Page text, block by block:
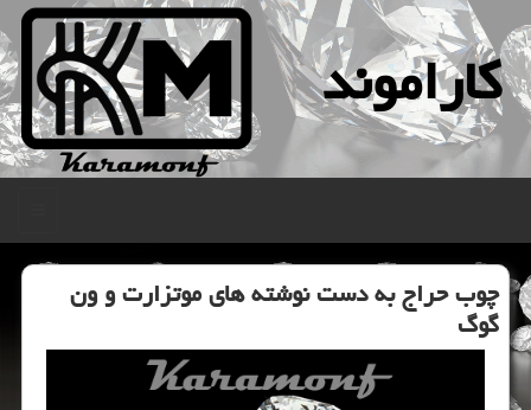
كاراموند
چوب حراج به دست نوشته های موتزارت و ون
گوگ